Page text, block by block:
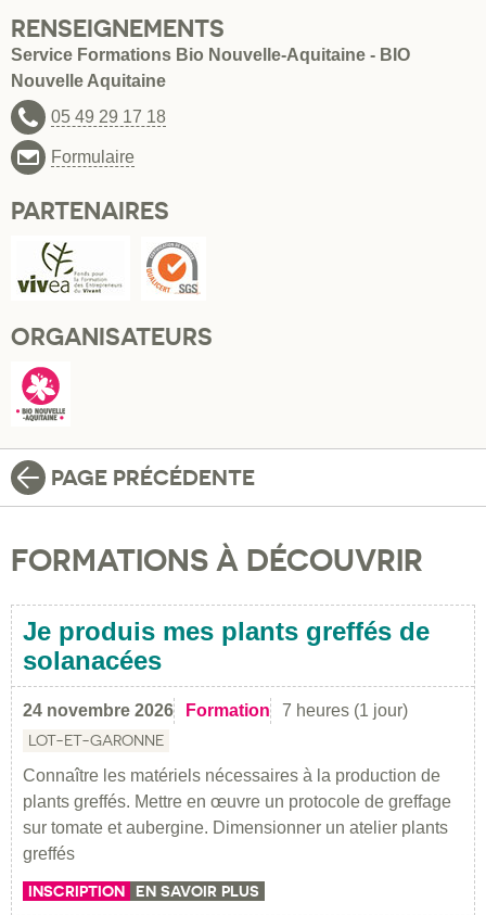
RENSEIGNEMENTS
Service Formations Bio Nouvelle-Aquitaine - BIO
Nouvelle Aquitaine
05 49 29 17 18
Formulaire
PARTENAIRES
ORGANISATEURS
PAGE PRÉCÉDENTE
FORMATIONS À DÉCOUVRIR
Je produis mes plants greffés de
solanacées
24 novembre 2026 Formation 7 heures (1 jour)
LOT-ET-GARONNE
Connaître les matériels nécessaires à la production de
plants greffés. Mettre en œuvre un protocole de greffage
sur tomate et aubergine. Dimensionner un atelier plants
greffés
INSCRIPTION EN SAVOIR PLUS